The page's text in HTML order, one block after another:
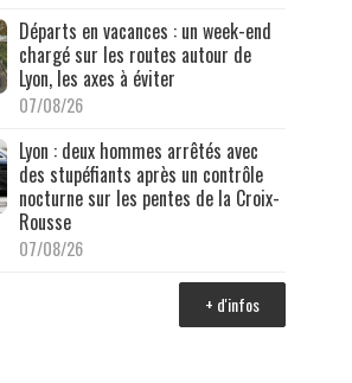
Départs en vacances : un week-end
chargé sur les routes autour de
Lyon, les axes à éviter
07/08/26
Lyon : deux hommes arrêtés avec
des stupéfiants après un contrôle
nocturne sur les pentes de la Croix-
Rousse
07/08/26
+ d'infos